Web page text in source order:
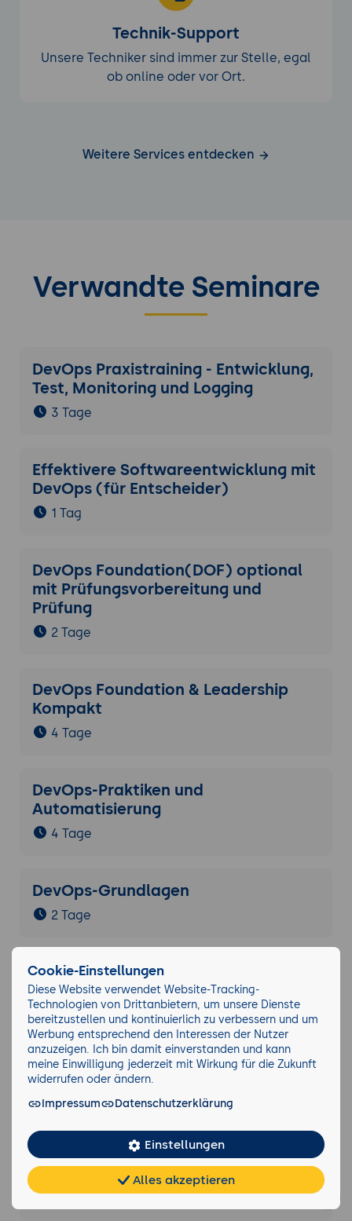
Technik-Support
Unsere Techniker sind immer zur Stelle, egal
ob online oder vor Ort.
Weitere Services entdecken
Verwandte Seminare
DevOps Praxistraining - Entwicklung,
Test, Monitoring und Logging
3 Tage
Effektivere Softwareentwicklung mit
DevOps (für Entscheider)
1 Tag
DevOps Foundation(DOF) optional
mit Prüfungsvorbereitung und
Prüfung
2 Tage
DevOps Foundation & Leadership
Kompakt
4 Tage
DevOps-Praktiken und
Automatisierung
4 Tage
DevOps-Grundlagen
2 Tage
DevOps-Kultur und Werkzeuge für die
Softwarebereitstellung
3 Tage
Concourse CI - CI/CD-Management
2 Tage
DevOps Foundation Vorbereitung auf
die DevOps Foundation Prüfung
2 Tage Teilen FAQ Cookies
Cookie-Einstellungen
Diese Website verwendet Website-Tracking-
Technologien von Drittanbietern, um unsere Dienste
bereitzustellen und kontinuierlich zu verbessern und um
Werbung entsprechend den Interessen der Nutzer
anzuzeigen. Ich bin damit einverstanden und kann
meine Einwilligung jederzeit mit Wirkung für die Zukunft
widerrufen oder ändern.
Impressum
Datenschutzerklärung
Einstellungen
Alles akzeptieren